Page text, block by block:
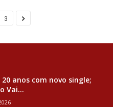
3
anos com novo single;
Vai...